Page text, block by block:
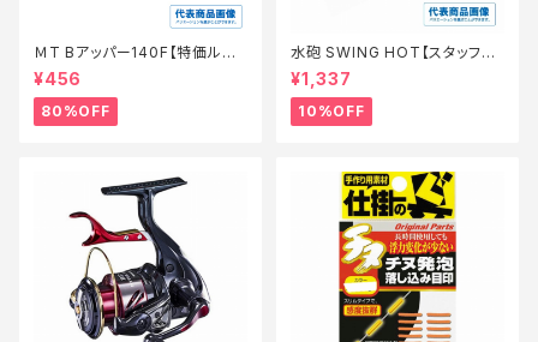
ＭT Bアッパー140F【特価ルア
ー】【80】
¥456
80%OFF
水砲 SWING HOT【スタッフ永
徳夏のチニングオススメルアー】
¥1,337
10%OFF